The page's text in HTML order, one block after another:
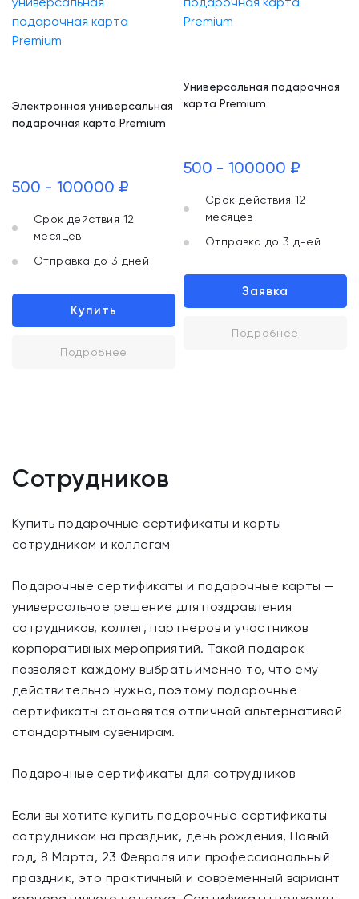
Электронная универсальная
подарочная карта Premium
500 - 100000 ₽
Срок действия 12
месяцев
Отправка до 3 дней
Купить
Подробнее
Универсальная подарочная
карта Premium
500 - 100000 ₽
Срок действия 12
месяцев
Отправка до 3 дней
Заявка
Подробнее
Сотрудников
Купить подарочные сертификаты и карты
сотрудникам и коллегам
Подарочные сертификаты и подарочные карты —
универсальное решение для поздравления
сотрудников, коллег, партнеров и участников
корпоративных мероприятий. Такой подарок
позволяет каждому выбрать именно то, что ему
действительно нужно, поэтому подарочные
сертификаты становятся отличной альтернативой
стандартным сувенирам.
Подарочные сертификаты для сотрудников
Если вы хотите купить подарочные сертификаты
сотрудникам на праздник, день рождения, Новый
год, 8 Марта, 23 Февраля или профессиональный
праздник, это практичный и современный вариант